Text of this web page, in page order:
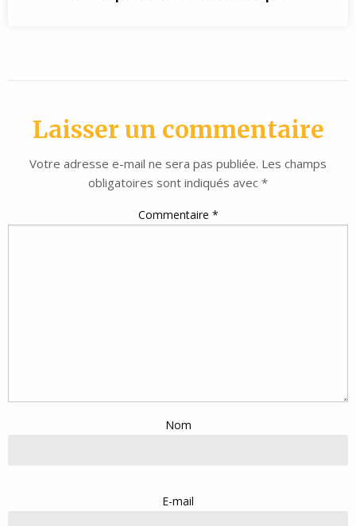
Laisser un commentaire
Votre adresse e-mail ne sera pas publiée. Les champs
obligatoires sont indiqués avec *
Commentaire *
Nom
E-mail